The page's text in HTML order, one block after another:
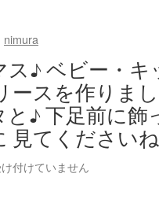
nimura
ス♪ ベビー・
ースを作りま
♪ 下足前に
見てください
付けていません